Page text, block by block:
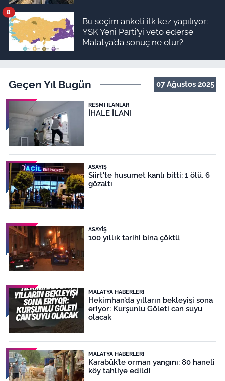
Bu seçim anketi ilk kez yapılıyor:
YSK Yeni Parti’yi veto ederse
Malatya’da sonuç ne olur?
8
Geçen Yıl Bugün 07 Ağustos 2025
RESMI İLANLAR
İHALE İLANI
ASAYIŞ
Siirt'te husumet kanlı bitti: 1 ölü, 6
gözaltı
ASAYIŞ
100 yıllık tarihi bina çöktü
MALATYA HABERLERI
Hekimhan’da yılların bekleyişi sona
eriyor: Kurşunlu Göleti can suyu
olacak
MALATYA HABERLERI
Karabük’te orman yangını: 80 haneli
köy tahliye edildi